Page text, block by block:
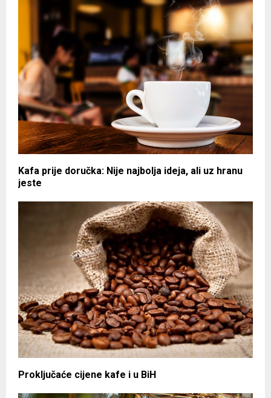
Kafa prije doručka: Nije najbolja ideja, ali uz hranu
jeste
Proključaće cijene kafe i u BiH